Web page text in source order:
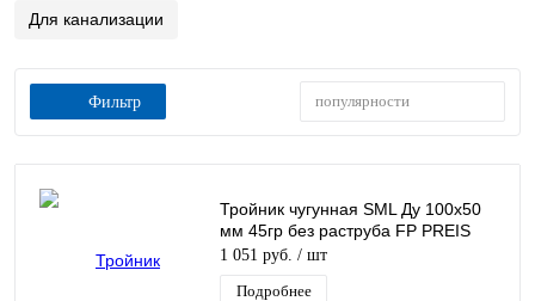
Для канализации
Фильтр популярности
Тройник чугунная SML Ду 100х50
мм 45гр без раструба FP PREIS
1 051 руб. / шт
Подробнее